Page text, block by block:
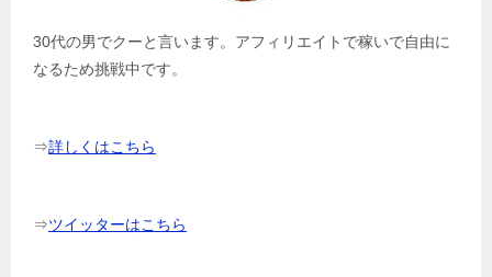
30代の男でクーと言います。アフィリエイトで稼いで自由に
なるため挑戦中です。
⇒詳しくはこちら
⇒ツイッターはこちら